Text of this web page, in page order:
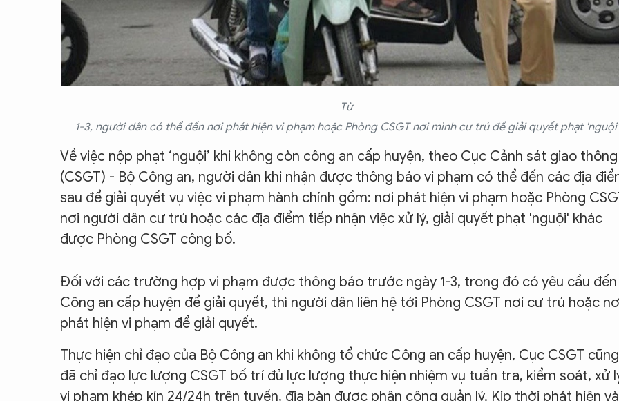
Từ
1-3, người dân có thể đến nơi phát hiện vi phạm hoặc Phòng CSGT nơi mình cư trú để giải quyết phạt 'nguội'
Về việc nộp phạt ‘nguội’ khi không còn công an cấp huyện, theo Cục Cảnh sát giao thông
(CSGT) - Bộ Công an, người dân khi nhận được thông báo vi phạm có thể đến các địa
sau để giải quyết vụ việc vi phạm hành chính gồm: nơi phát hiện vi phạm hoặc Phòng
nơi người dân cư trú hoặc các địa điểm tiếp nhận việc xử lý, giải quyết phạt 'nguội' khác
được Phòng CSGT công bố.
Đối với các trường hợp vi phạm được thông báo trước ngày 1-3, trong đó có yêu cầu đến
Công an cấp huyện để giải quyết, thì người dân liên hệ tới Phòng CSGT nơi cư trú hoặc
phát hiện vi phạm để giải quyết.
Thực hiện chỉ đạo của Bộ Công an khi không tổ chức Công an cấp huyện, Cục CSGT cũng
đã chỉ đạo lực lượng CSGT bố trí đủ lực lượng thực hiện nhiệm vụ tuần tra, kiểm soát, xử
vi phạm khép kín 24/24h trên tuyến, địa bàn được phân công quản lý. Kịp thời phát hiện và